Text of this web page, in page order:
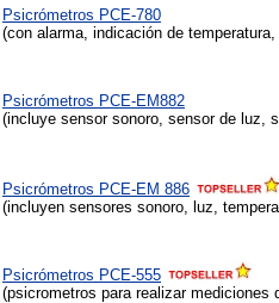
Psicrómetros PCE-780
(con alarma, indicación de
Psicrómetros PCE-EM882
(incluye sensor sonoro, sensor de luz,
Psicrómetros PCE-EM 886
(incluyen sensores sonoro, luz,
Psicrómetros PCE-555
(psicrometros para realizar mediciones